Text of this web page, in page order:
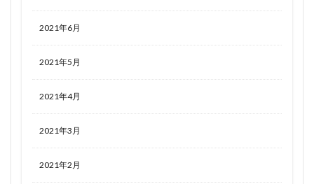
2021年6月
2021年5月
2021年4月
2021年3月
2021年2月